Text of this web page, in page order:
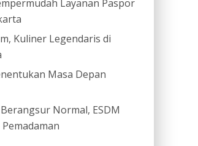
Layanan Paspor
Kuliner Legendaris di
Masa Depan
Normal, ESDM